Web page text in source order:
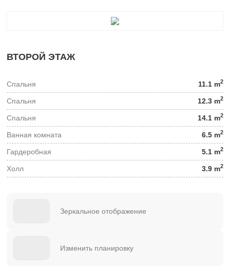
ВТОРОЙ ЭТАЖ
Спальня 11.1 m2
Спальня 12.3 m2
Спальня 14.1 m2
Ванная комната 6.5 m2
Гардеробная 5.1 m2
Холл 3.9 m2
Зеркальное отображение
Изменить планировку